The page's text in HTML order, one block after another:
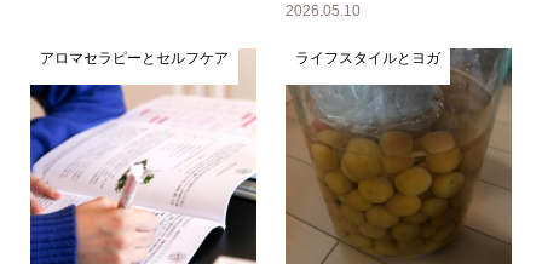
2026.05.10
アロマセラピーとセルフケア ライフスタイルとヨガ